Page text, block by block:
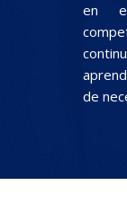
en
de